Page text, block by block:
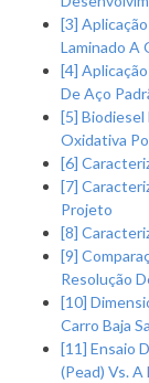
Transparência
Prestação
de
Contas
[3]
Laminado A
[4]
De Aço
[5] Biodiesel
Oxidativa
[6]
[7]
Projeto
[8]
[9]
Resolução
[10]
Carro Baja
[11] Ensaio
(Pead) Vs.